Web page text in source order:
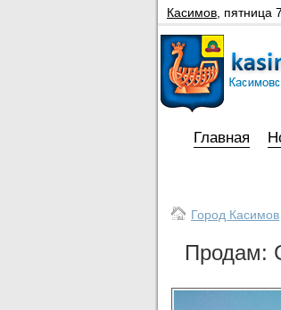
Касимов пятница
Главная
Город Касимов
Продам: